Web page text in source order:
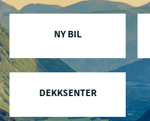
NY BIL
DEKKSENTER